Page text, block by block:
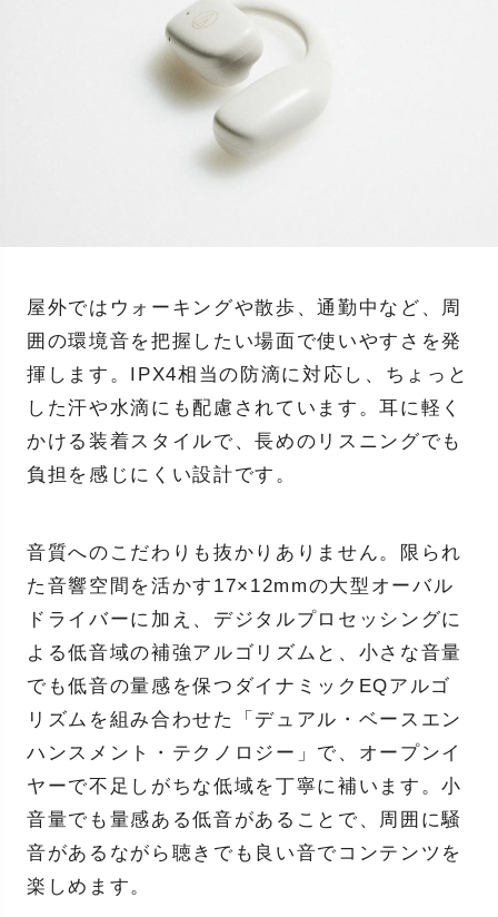
屋外ではウォーキングや散歩、通勤中など、周
囲の環境音を把握したい場面で使いやすさを発
揮します。IPX4相当の防滴に対応し、ちょっと
した汗や水滴にも配慮されています。耳に軽く
かける装着スタイルで、長めのリスニングでも
負担を感じにくい設計です。
音質へのこだわりも抜かりありません。限られ
た音響空間を活かす17×12mmの大型オーバル
ドライバーに加え、デジタルプロセッシングに
よる低音域の補強アルゴリズムと、小さな音量
でも低音の量感を保つダイナミックEQアルゴ
リズムを組み合わせた「デュアル・ベースエン
ハンスメント・テクノロジー」で、オープンイ
ヤーで不足しがちな低域を丁寧に補います。小
音量でも量感ある低音があることで、周囲に騒
音があるながら聴きでも良い音でコンテンツを
楽しめます。